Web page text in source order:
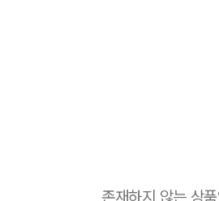
존재하지 않는 상